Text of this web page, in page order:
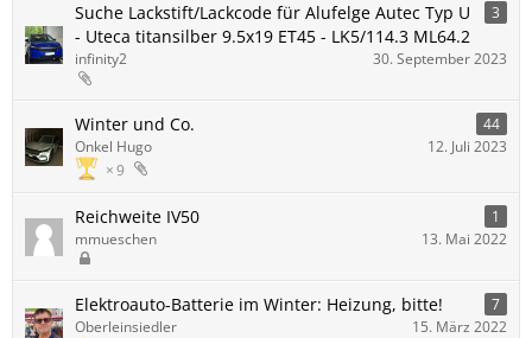
Suche Lackstift/Lackcode für Alufelge Autec Typ U
- Uteca titansilber 9.5x19 ET45 - LK5/114.3 ML64.2
3
infinity2 30. September 2023
Winter und Co. 44
9
Onkel Hugo 12. Juli 2023
Reichweite IV50
1
mmueschen
13. Mai 2022
Elektroauto-Batterie im Winter: Heizung, bitte! 7
Oberleinsiedler 15. März 2022